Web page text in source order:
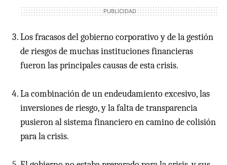
Los fracasos del gobierno corporativo y de la gestión
de riesgos de muchas instituciones financieras
fueron las principales causas de esta crisis.
La combinación de un endeudamiento excesivo, las
inversiones de riesgo, y la falta de transparencia
pusieron al sistema financiero en camino de colisión
para la crisis.